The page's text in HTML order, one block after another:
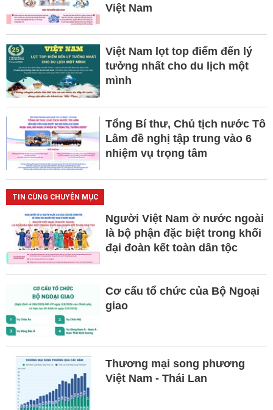
Việt Nam
Việt Nam lọt top điểm đến lý
tưởng nhất cho du lịch một
mình
Tổng Bí thư, Chủ tịch nước Tô
Lâm đề nghị tập trung vào 6
nhiệm vụ trọng tâm
TIN CÙNG CHUYÊN MỤC
Người Việt Nam ở nước ngoài
là bộ phận đặc biệt trong khối
đại đoàn kết toàn dân tộc
Cơ cấu tổ chức của Bộ Ngoại
giao
Thương mại song phương
Việt Nam - Thái Lan